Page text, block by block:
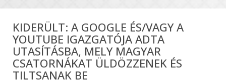
KIDERÜLT: A GOOGLE ÉS/VAGY A
YOUTUBE IGAZGATÓJA ADTA
UTASÍTÁSBA, MELY MAGYAR
CSATORNÁKAT ÜLDÖZZENEK ÉS
TILTSANAK BE